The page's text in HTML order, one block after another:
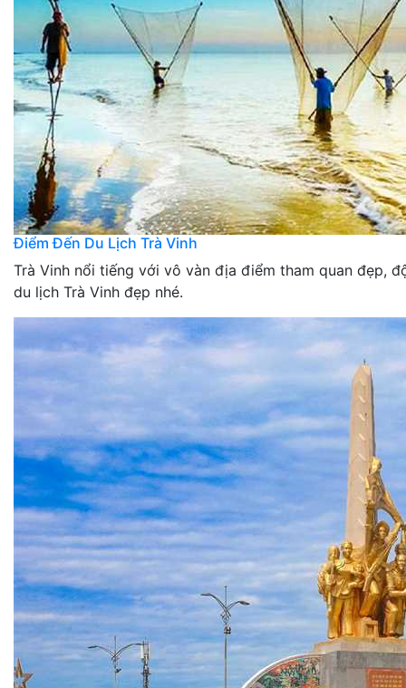
Điểm Đến Du Lịch Trà Vinh
Trà Vinh nổi tiếng với vô vàn địa điểm tham quan đẹp,
du lịch Trà Vinh đẹp nhé.